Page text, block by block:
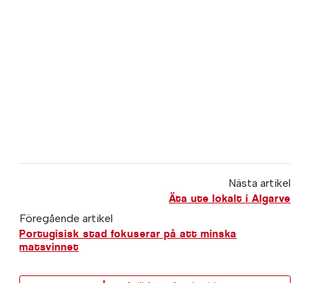
Nästa artikel
Äta ute lokalt i Algarve
Föregående artikel
Portugisisk stad fokuserar på att minska
matsvinnet